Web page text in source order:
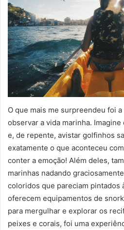
O que mais me surpreendeu foi
observar a vida marinha.
e, de repente, avistar golfinhos
exatamente o que aconteceu
conter a emoção! Além deles,
marinhas nadando
coloridos que pareciam pintados
oferecem equipamentos de
para mergulhar e explorar os
peixes e corais, foi uma